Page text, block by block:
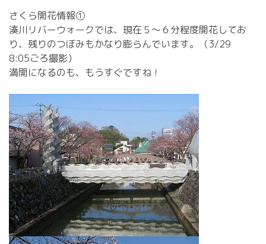
さくら開花情報①
湊川リバーウォークでは、現在５～６分程度開花してお
り、残りのつぼみもかなり膨らんでいます。（3/29
8:05ごろ撮影）
満開になるのも、もうすぐですね！